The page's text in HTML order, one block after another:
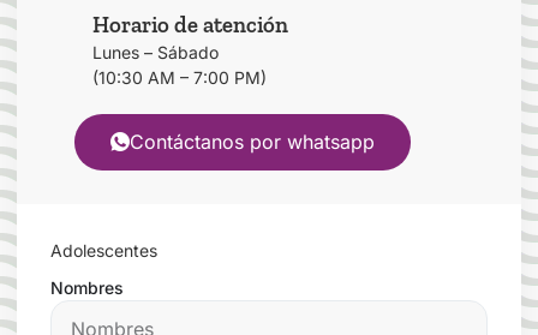
Horario de atención
Lunes – Sábado
(10:30 AM – 7:00 PM)
Contáctanos por whatsapp
Adolescentes
Nombres